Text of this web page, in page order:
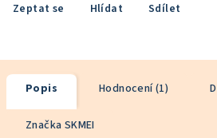
Zeptat se Hlídat Sdílet
Popis Hodnocení (1)
Značka SKMEI